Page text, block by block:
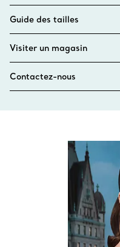
Guide des tailles
Visiter un magasin
Contactez-nous